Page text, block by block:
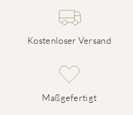
Kostenloser Versand
Maßgefertigt